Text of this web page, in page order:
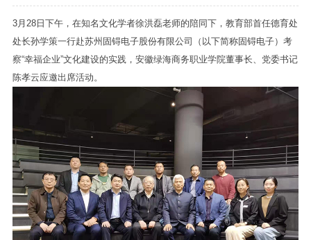
3月28日下午，在知名文化学者徐洪磊老师的陪同下，教育部首任德育处
处长孙学策一行赴苏州固锝电子股份有限公司（以下简称固锝电子）考
察“幸福企业”文化建设的实践，安徽绿海商务职业学院董事长、党委书记
陈孝云应邀出席活动。